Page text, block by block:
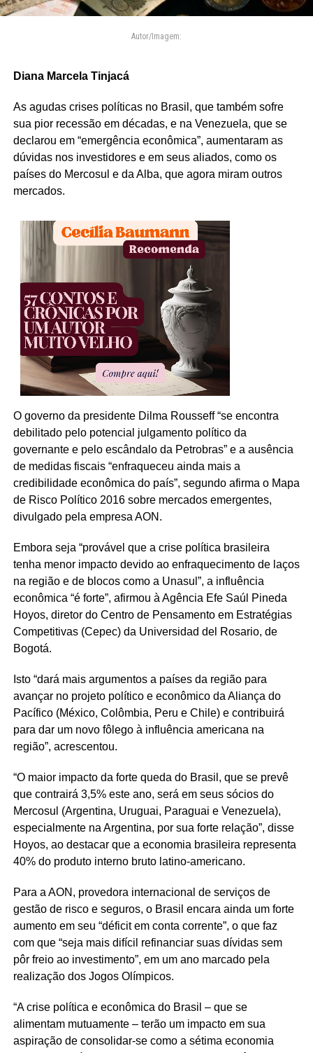
Autor/Imagem:
Diana Marcela Tinjacá
As agudas crises políticas no Brasil, que também sofre
sua pior recessão em décadas, e na Venezuela, que se
declarou em “emergência econômica”, aumentaram as
dúvidas nos investidores e em seus aliados, como os
países do Mercosul e da Alba, que agora miram outros
mercados.
O governo da presidente Dilma Rousseff “se encontra
debilitado pelo potencial julgamento político da
governante e pelo escândalo da Petrobras” e a ausência
de medidas fiscais “enfraqueceu ainda mais a
credibilidade econômica do país”, segundo afirma o Mapa
de Risco Político 2016 sobre mercados emergentes,
divulgado pela empresa AON.
Embora seja “provável que a crise política brasileira
tenha menor impacto devido ao enfraquecimento de laços
na região e de blocos como a Unasul”, a influência
econômica “é forte”, afirmou à Agência Efe Saúl Pineda
Hoyos, diretor do Centro de Pensamento em Estratégias
Competitivas (Cepec) da Universidad del Rosario, de
Bogotá.
Isto “dará mais argumentos a países da região para
avançar no projeto político e econômico da Aliança do
Pacífico (México, Colômbia, Peru e Chile) e contribuirá
para dar um novo fôlego à influência americana na
região”, acrescentou.
“O maior impacto da forte queda do Brasil, que se prevê
que contrairá 3,5% este ano, será em seus sócios do
Mercosul (Argentina, Uruguai, Paraguai e Venezuela),
especialmente na Argentina, por sua forte relação”, disse
Hoyos, ao destacar que a economia brasileira representa
40% do produto interno bruto latino-americano.
Para a AON, provedora internacional de serviços de
gestão de risco e seguros, o Brasil encara ainda um forte
aumento em seu “déficit em conta corrente”, o que faz
com que “seja mais difícil refinanciar suas dívidas sem
pôr freio ao investimento”, em um ano marcado pela
realização dos Jogos Olímpicos.
“A crise política e econômica do Brasil – que se
alimentam mutuamente – terão um impacto em sua
aspiração de consolidar-se como a sétima economia